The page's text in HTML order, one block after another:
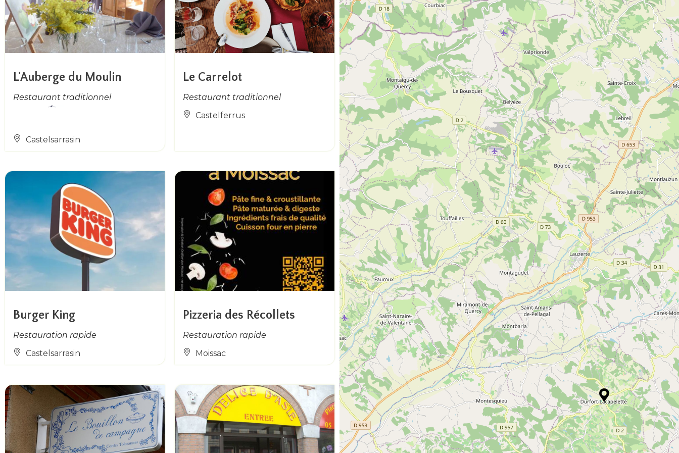
L'Auberge du Moulin
Restaurant traditionnel
Le Carrelot
Restaurant traditionnel
Castelferrus
Burger King
Restauration rapide
Pizzeria des Récollets
Restauration rapide